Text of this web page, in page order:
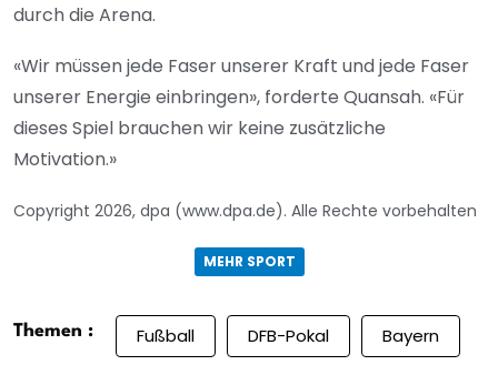
durch die Arena.
«Wir müssen jede Faser unserer Kraft und jede Faser
unserer Energie einbringen», forderte Quansah. «Für
dieses Spiel brauchen wir keine zusätzliche
Motivation.»
Copyright 2026, dpa (www.dpa.de). Alle Rechte vorbehalten
MEHR SPORT
Themen : Fußball DFB-Pokal Bayern